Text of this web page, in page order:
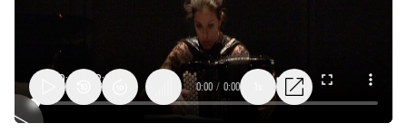
0:00 / 0:00